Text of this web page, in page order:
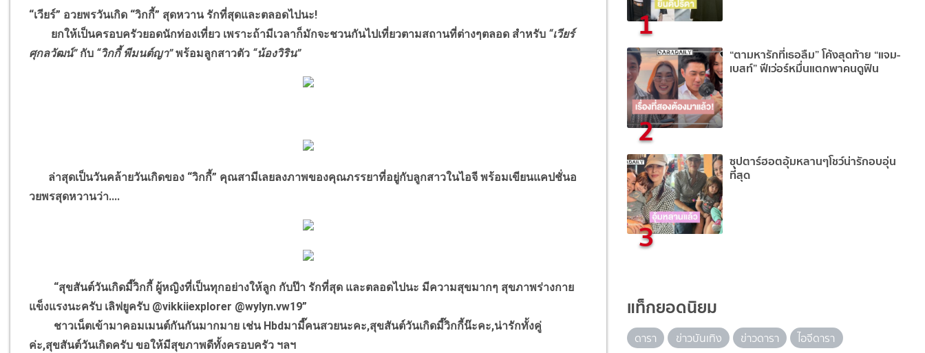
“เวียร์” อวยพรวันเกิด “วิกกี้” สุดหวาน รักที่สุดและตลอดไปนะ!
ยกให้เป็นครอบครัวยอดนักท่องเที่ยว เพราะถ้ามีเวลาก็มักจะชวนกันไปเที่ยวตามสถานที่ต่างๆตลอด สำหรับ “เวียร์
ศุกลวัฒน์”กับ “วิกกี้ พีมนต์ญา”พร้อมลูกสาวตัว “น้องวิริน”
ล่าสุดเป็นวันคล้ายวันเกิดของ “วิกกี้” คุณสามีเลยลงภาพของคุณภรรยาที่อยู่กับลูกสาวในไอจี พร้อมเขียนแคปชั่นอ
วยพรสุดหวานว่า....
“สุขสันต์วันเกิดมี๊วิกกี้ ผู้หญิงที่เป็นทุกอย่างให้ลูก กับป๊า รักที่สุด และตลอดไปนะ มีความสุขมากๆ สุขภาพร่างกาย
แข็งแรงนะครับ เลิฟยูครับ @vikkiiexplorer @wylyn.vw19”
ชาวเน็ตเข้ามาคอมเมนต์กันกันมากมาย เช่น Hbdมามี๊คนสวยนะคะ,สุขสันต์วันเกิดมี๊วิกกี้น๊ะคะ,น่ารักทั้งคู่
ค่ะ,สุขสันต์วันเกิดครับ ขอให้มีสุขภาพดีทั้งครอบครัว ฯลฯ
1
2
“ตามหารักที่เธอลืม” โค้งสุดท้าย “แจม-
เบสท์” ฟีเว่อร์หมื่นแตกพาคนดูฟิน
3
ซุปตาร์ฮอตอุ้มหลานๆโชว์น่ารักอบอุ่น
ที่สุด
แท็กยอดนิยม
ดารา ข่าวบันเทิง ข่าวดารา
ไอจีดารา